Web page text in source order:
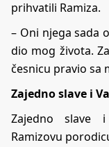
prihvatili Ramiza.
– Oni njega sada
dio mog života.
česnicu pravio sa
Zajedno slave i
Zajedno slave
Ramizovu